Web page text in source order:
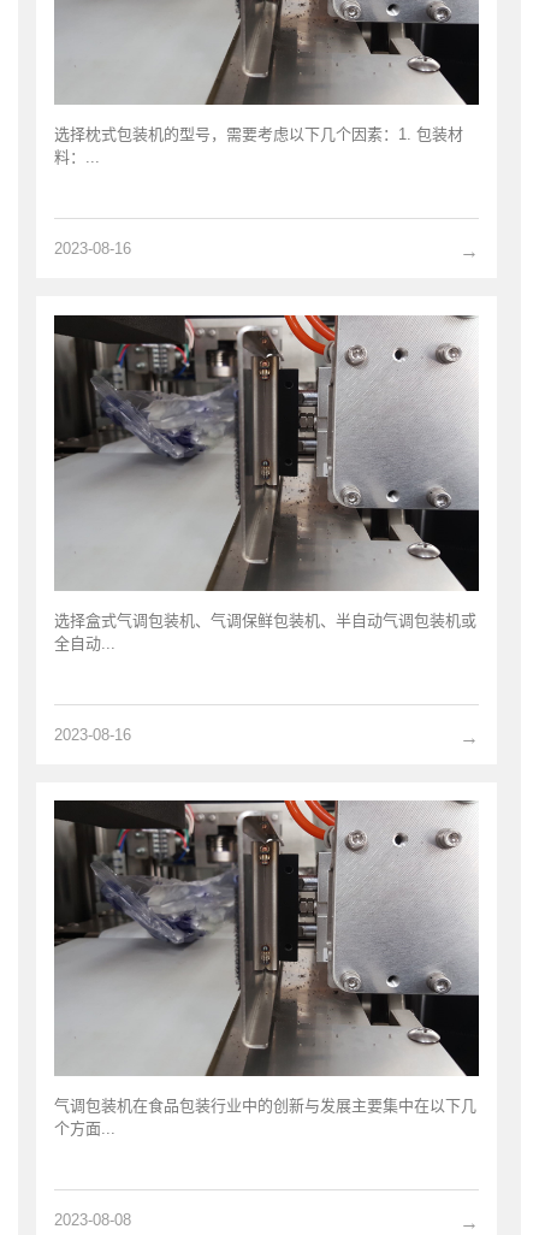
选择枕式包装机的型号，需要考虑以下几个因素：1. 包装材
料：...
→
2023-08-16
选择盒式气调包装机、气调保鲜包装机、半自动气调包装机或
全自动...
→
2023-08-16
气调包装机在食品包装行业中的创新与发展主要集中在以下几
个方面...
→
2023-08-08